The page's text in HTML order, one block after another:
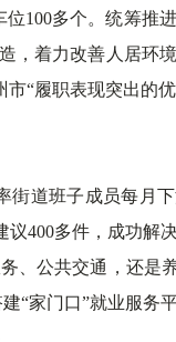
100多个。统筹推
，着力改善人居环
“履职表现突出的优
街道班子成员每月
400多件，成功解
、公共交通，还是
“家门口”就业服务